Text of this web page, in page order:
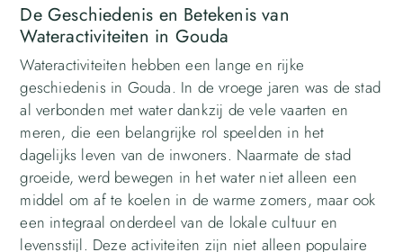
De Geschiedenis en Betekenis van
Wateractiviteiten in Gouda
Wateractiviteiten hebben een lange en rijke
geschiedenis in Gouda. In de vroege jaren was de stad
al verbonden met water dankzij de vele vaarten en
meren, die een belangrijke rol speelden in het
dagelijks leven van de inwoners. Naarmate de stad
groeide, werd bewegen in het water niet alleen een
middel om af te koelen in de warme zomers, maar ook
een integraal onderdeel van de lokale cultuur en
levensstijl. Deze activiteiten zijn niet alleen populaire